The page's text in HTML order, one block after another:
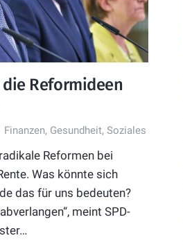
die Reformideen
Finanzen, Gesundheit, Soziales
Reformen bei
Was könnte sich
das für uns bedeuten?
meint SPD-